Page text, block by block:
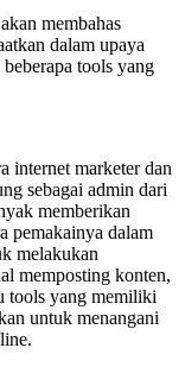
membahas
dalam upaya
tools yang
internet marketer dan
sebagai admin dari
memberikan
pemakainya dalam
melakukan
memposting konten,
tools yang memiliki
untuk menangani